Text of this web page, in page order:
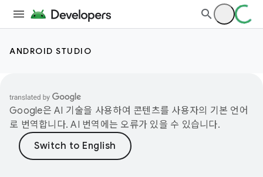
ANDROID STUDIO
Google은 AI 기술을 사용하여 콘텐츠를 사용자의 기본 언어
로 번역합니다. AI 번역에는 오류가 있을 수 있습니다.